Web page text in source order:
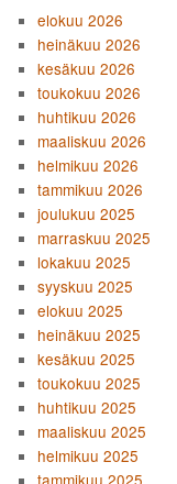
elokuu 2026
heinäkuu 2026
kesäkuu 2026
toukokuu 2026
huhtikuu 2026
maaliskuu 2026
helmikuu 2026
tammikuu 2026
joulukuu 2025
marraskuu 2025
lokakuu 2025
syyskuu 2025
elokuu 2025
heinäkuu 2025
kesäkuu 2025
toukokuu 2025
huhtikuu 2025
maaliskuu 2025
helmikuu 2025